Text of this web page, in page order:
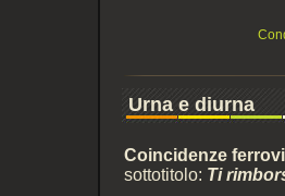
Urna e diurna
Coincidenze
sottotitolo: Ti